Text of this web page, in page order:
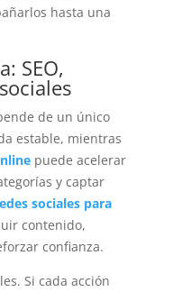
hasta una
SEO,
de un único
estable, mientras
puede acelerar
y captar
sociales para
contenido,
confianza.
Si cada acción